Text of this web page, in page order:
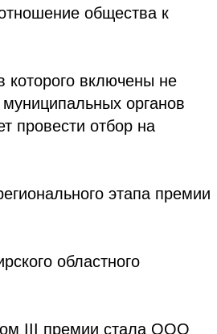
общества к
которого включены не
органов
провести отбор на
этапа премии
областного
III премии стала ООО